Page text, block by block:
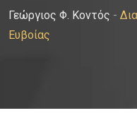
Γεώργιος Φ. Κοντός -
Ευβοίας